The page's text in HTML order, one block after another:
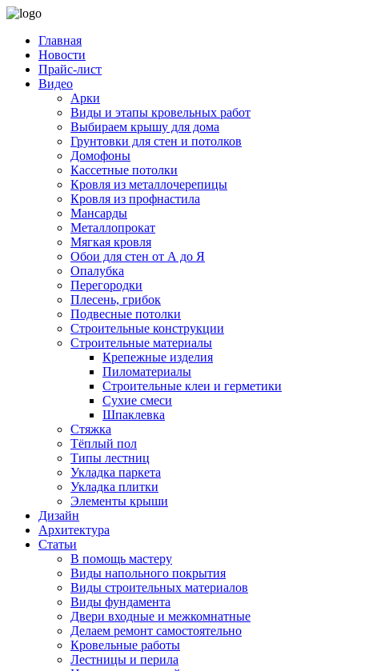
Главная
Новости
Прайс-лист
Видео
Арки
Виды и этапы кровельных работ
Выбираем крышу для дома
Грунтовки для стен и потолков
Домофоны
Кассетные потолки
Кровля из металлочерепицы
Кровля из профнастила
Мансарды
Металлопрокат
Мягкая кровля
Обои для стен от А до Я
Опалубка
Перегородки
Плесень, грибок
Подвесные потолки
Строительные конструкции
Строительные материалы
Крепежные изделия
Пиломатериалы
Строительные клеи и герметики
Сухие смеси
Шпаклевка
Стяжка
Тёплый пол
Типы лестниц
Укладка паркета
Укладка плитки
Элементы крыши
Дизайн
Архитектура
Статьи
В помощь мастеру
Виды напольного покрытия
Виды строительных материалов
Виды фундамента
Двери входные и межкомнатные
Делаем ремонт самостоятельно
Кровельные работы
Лестницы и перила